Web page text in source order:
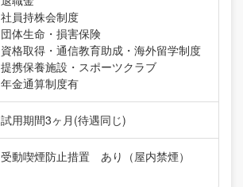
社員持株会制度
団体生命・損害保険
資格取得・通信教育助成・海外留学制度
提携保養施設・スポーツクラブ
年金通算制度有
試用期間3ヶ月(待遇同じ)
受動喫煙防止措置 あり（屋内禁煙）